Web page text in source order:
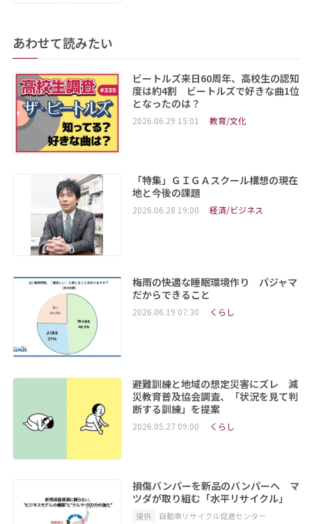
あわせて読みたい
ビートルズ来日60周年、高校生の認知
度は約4割 ビートルズで好きな曲1位
となったのは？
2026.06.29 15:01 教育/文化
「特集」ＧＩＧＡスクール構想の現在
地と今後の課題
2026.06.28 19:00 経済/ビジネス
梅雨の快適な睡眠環境作り パジャマ
だからできること
2026.06.19 07:30 くらし
避難訓練と地域の想定災害にズレ 減
災教育普及協会調査、「状況を見て判
断する訓練」を提案
2026.05.27 09:00 くらし
損傷バンパーを新品のバンパーへ マ
ツダが取り組む「水平リサイクル」
提供 自動車リサイクル促進センター